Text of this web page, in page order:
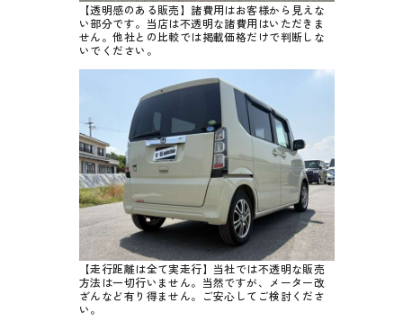
【透明感のある販売】諸費用はお客様から見えな
い部分です。当店は不透明な諸費用はいただきま
せん。他社との比較では掲載価格だけで判断しな
いでください。
【走行距離は全て実走行】当社では不透明な販売
方法は一切行いません。当然ですが、メーター改
ざんなど有り得ません。ご安心してご検討くださ
い。